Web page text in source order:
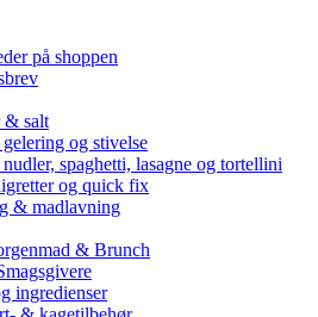
på shoppen
salt
og stivelse
spaghetti, lasagne og tortellini
og quick fix
& madlavning
& Brunch
ingredienser